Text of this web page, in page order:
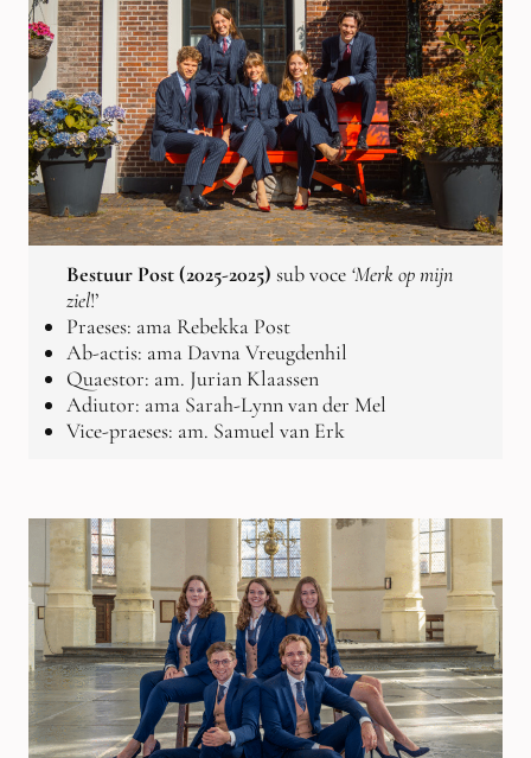
Bestuur Post (2025-2025) sub voce ‘Merk op mijn
ziel!’
Praeses: ama Rebekka Post
Ab-actis: ama Davna Vreugdenhil
Quaestor: am. Jurian Klaassen
Adiutor: ama Sarah-Lynn van der Mel
Vice-praeses: am. Samuel van Erk